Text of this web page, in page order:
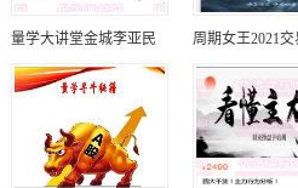
量学大讲堂金城李亚民 周期女王2021